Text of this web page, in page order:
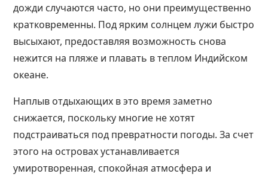
дожди случаются часто, но они преимущественно
кратковременны. Под ярким солнцем лужи быстро
высыхают, предоставляя возможность снова
нежится на пляже и плавать в теплом Индийском
океане.
Наплыв отдыхающих в это время заметно
снижается, поскольку многие не хотят
подстраиваться под превратности погоды. За счет
этого на островах устанавливается
умиротворенная, спокойная атмосфера и